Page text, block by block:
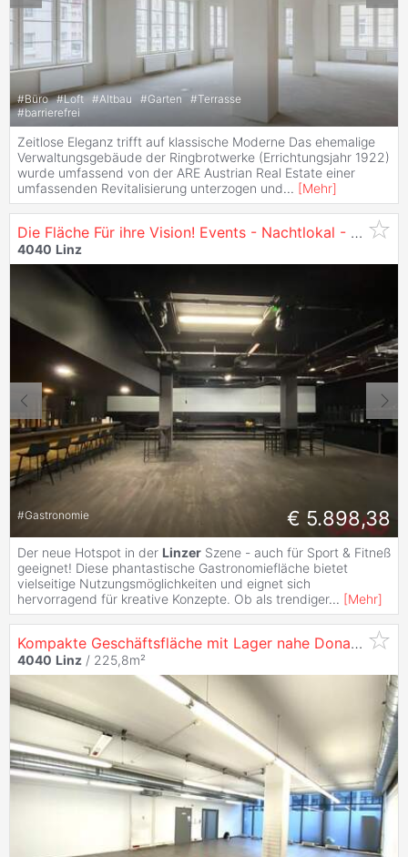
#Büro #Loft #Altbau #Garten #Terrasse
#barrierefrei
Zeitlose Eleganz trifft auf klassische Moderne Das ehemalige
Verwaltungsgebäude der Ringbrotwerke (Errichtungsjahr 1922)
wurde umfassend von der ARE Austrian Real Estate einer
umfassenden Revitalisierung unterzogen und... [Mehr]
Die Fläche Für ihre Vision! Events - Nachtlokal - Gastronomie - Club - zu Mieten in
4040 Linz
#Gastronomie € 5.898,38
Der neue Hotspot in der Linzer Szene - auch für Sport & Fitneß
geeignet! Diese phantastische Gastronomiefläche bietet
vielseitige Nutzungsmöglichkeiten und eignet sich
hervorragend für kreative Konzepte. Ob als trendiger... [Mehr]
Kompakte Geschäftsfläche mit Lager nahe Donau zu mieten - in
4040 Linz / 225,8m²